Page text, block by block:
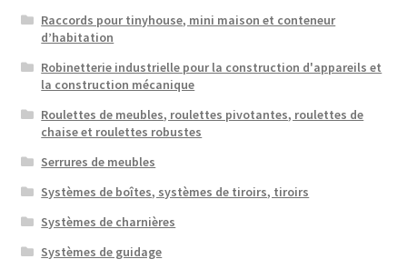
Raccords pour tinyhouse, mini maison et conteneur
d’habitation
Robinetterie industrielle pour la construction d'appareils et
la construction mécanique
Roulettes de meubles, roulettes pivotantes, roulettes de
chaise et roulettes robustes
Serrures de meubles
Systèmes de boîtes, systèmes de tiroirs, tiroirs
Systèmes de charnières
Systèmes de guidage